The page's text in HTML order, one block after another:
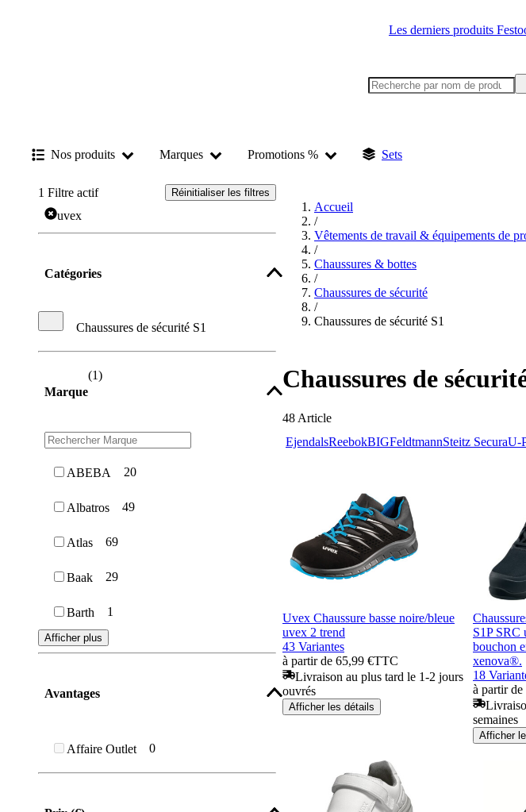
Les derniers produits
Nos produits Marques Promotions % Sets
1 Filtre actif Réinitialiser les filtres
uvex
Catégories
Chaussures de sécurité S1
Marque
(1)
ABEBA 20
Albatros 49
Atlas 69
Baak 29
Barth 1
Afficher plus
Avantages
Affaire Outlet 0
Accueil
/
Vêtements de travail & équipements de
/
Chaussures & bottes
/
Chaussures de sécurité
/
Chaussures de sécurité S1
Chaussures de
48 Article
EjendalsReebokBIGFeldtmannSteitz SecuraU-
Uvex Chaussure basse noire/bleue
uvex 2 trend
43 Variantes
à partir de 65,99 €TTC
Livraison au plus tard le 1-2 jours
ouvrés
Afficher les détails
S1P SRC
bouchon
xenova®.
18
à partir
semaines
Afficher